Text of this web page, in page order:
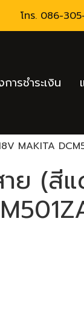
โทร. 086-
ารชำระเงิน
MAKITA
ย (สี